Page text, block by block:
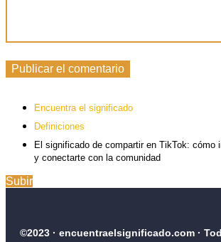
Encuentra el significado
Definiciones
El significado de compartir en TikTok: cómo
y conectarte con la comunidad
Subir
©2023 · encuentraelsignificado.com ·